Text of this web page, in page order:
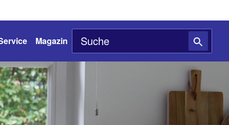
Magazin